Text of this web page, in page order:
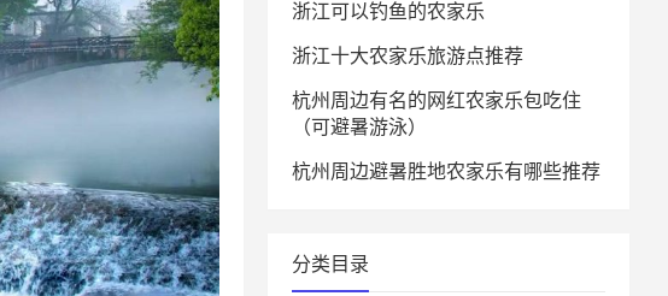
浙江可以钓鱼的农家乐
浙江十大农家乐旅游点推荐
杭州周边有名的网红农家乐包吃住
（可避暑游泳）
杭州周边避暑胜地农家乐有哪些推荐
分类目录